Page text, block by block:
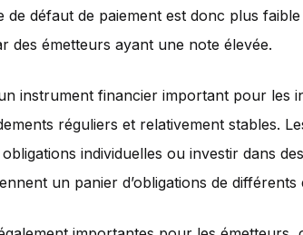
de défaut de paiement est donc plus
des émetteurs ayant une note élevée.
instrument financier important pour les
réguliers et relativement stables.
individuelles ou investir dans des
un panier d’obligations de différents